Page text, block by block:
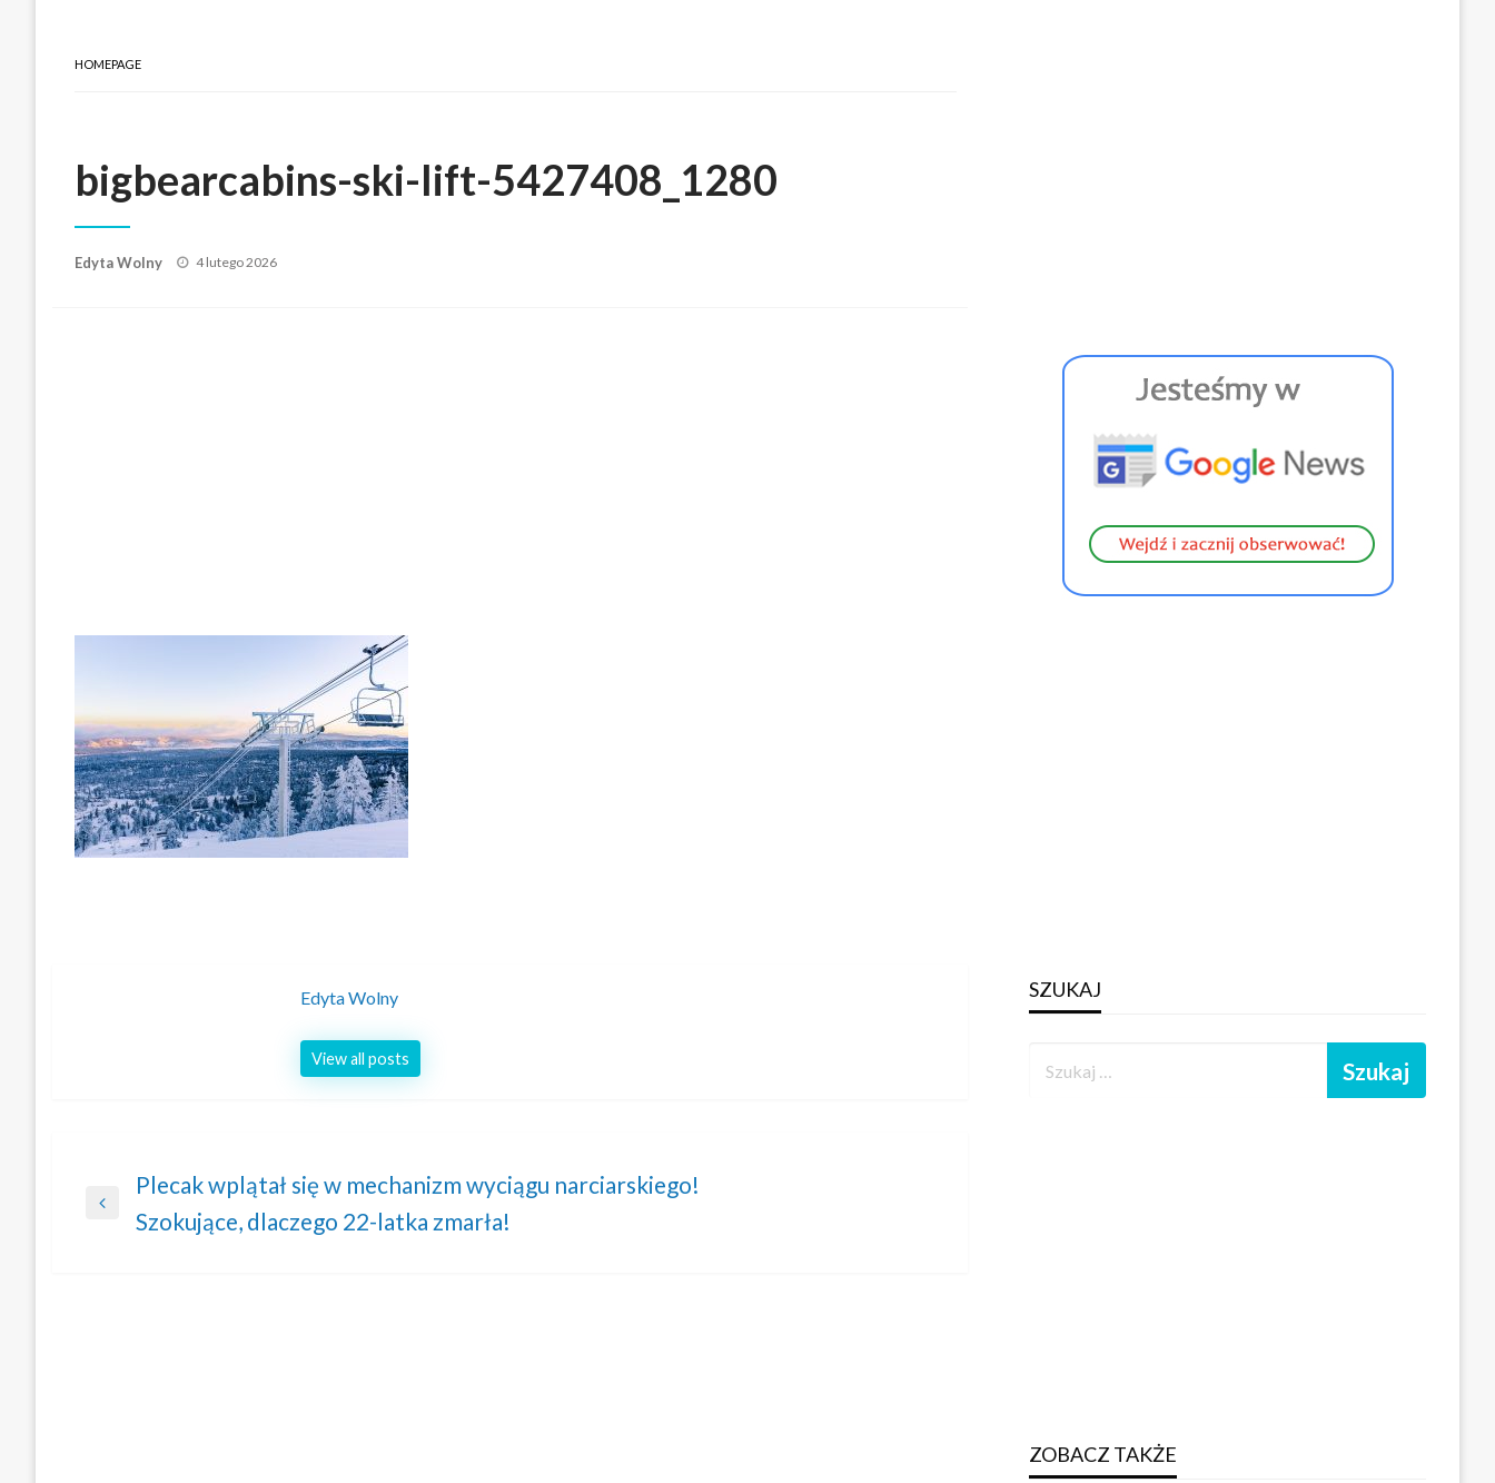
HOMEPAGE
bigbearcabins-ski-lift-5427408_1280
Edyta Wolny
Posted
4 lutego 2026
Edyta Wolny
View all posts
Nawigacja
wpisu
Previous
Plecak wplątał się w mechanizm wyciągu narciarskiego!
Szokujące, dlaczego 22-latka zmarła!
SZUKAJ
ZOBACZ TAKŻE